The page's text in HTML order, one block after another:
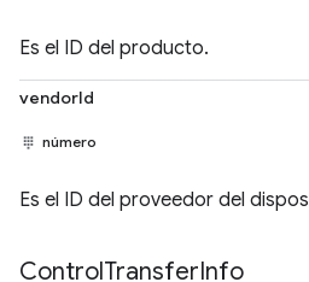
Es el ID del producto.
vendorId
número
Es el ID del proveedor del
ControlTransferInfo